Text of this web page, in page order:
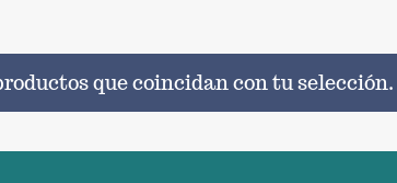
que coincidan con tu selección.